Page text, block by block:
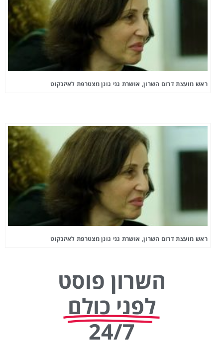
ראש מועצת דרום השרון, אושרת גני גונן מצטרפת לאיזנקוט
ראש מועצת דרום השרון, אושרת גני גונן מצטרפת לאיזנקוט
השרון פוסט
לפני כולם
24/7